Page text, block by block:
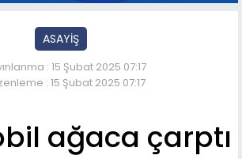
ASAYİŞ
: 15 Şubat 2025 07:17
: 15 Şubat 2025 07:17
ağaca çarptı